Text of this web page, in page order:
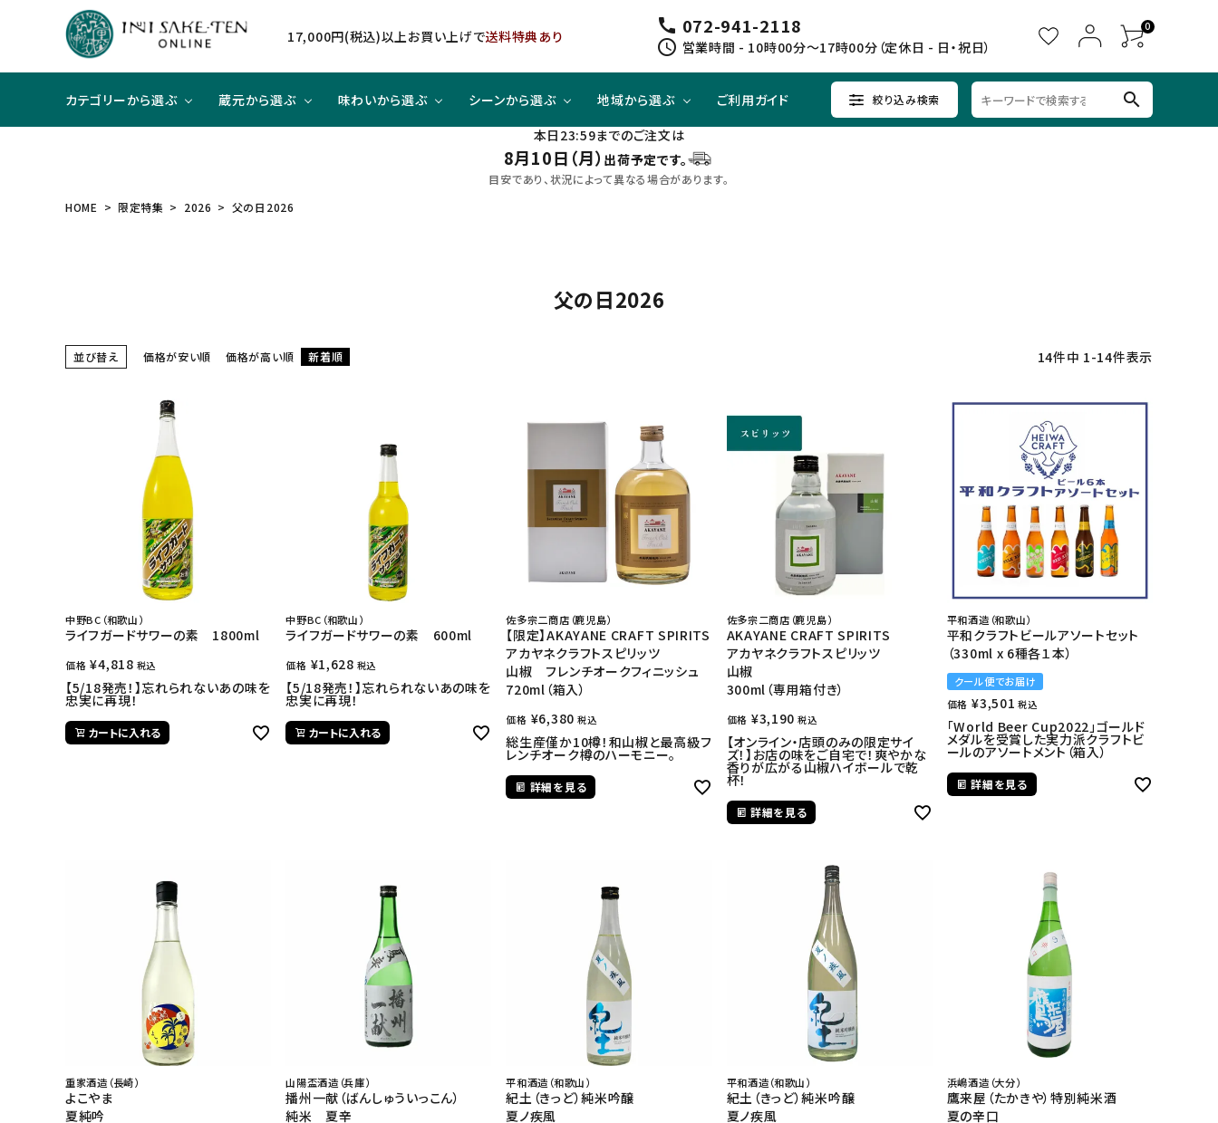
17,000円(税込)以上お買い上げで送料特典あり call 072-941-2118
schedule 営業時間 - 10時00分～17時00分（定休日 - 日・祝日）
0
カテゴリーから選ぶ
スピリッツ
蔵元から選ぶ
スピリッツ
味わいから選ぶ
旨口×ジューシー
シーンから選ぶ
晩酌酒として
地域から選ぶ
関東
ご利用ガイド 絞り込み検索 search
本日23:59までのご注文は
8月10日（月） 出荷予定です。
目安であり、状況によって異なる場合があります。
HOME
限定特集 2026 父の日2026
父の日2026
並び替え 価格が安い順 価格が高い順 新着順 14件中 1-14件表示
中野BC（和歌山）
ライフガードサワーの素 1800ml
価格 ¥4,818 税込
【5/18発売！】忘れられないあの味を
忠実に再現！
カートに入れる
中野BC（和歌山）
ライフガードサワーの素 600ml
価格 ¥1,628 税込
【5/18発売！】忘れられないあの味を
忠実に再現！
カートに入れる
佐多宗二商店（鹿児島）
【限定】AKAYANE CRAFT SPIRITS
アカヤネクラフトスピリッツ
山椒 フレンチオークフィニッシュ
720ml（箱入）
価格 ¥6,380 税込
総生産僅か10樽！和山椒と最高級フ
レンチオーク樽のハーモニー。
詳細を見る
佐多宗二商店（鹿児島）
AKAYANE CRAFT SPIRITS
アカヤネクラフトスピリッツ
山椒
300ml（専用箱付き）
価格 ¥3,190 税込
【オンライン・店頭のみの限定サイ
ズ！】お店の味をご自宅で！爽やかな
香りが広がる山椒ハイボールで乾
杯！
詳細を見る
平和酒造（和歌山）
平和クラフトビールアソートセット
（330ml x 6種各１本）
クール便でお届け
価格 ¥3,501 税込
「World Beer Cup2022」ゴールド
メダルを受賞した実力派クラフトビ
ールのアソートメント（箱入）
詳細を見る
重家酒造（長崎）
よこやま
夏純吟
山陽盃酒造（兵庫）
播州一献（ばんしゅういっこん）
純米 夏辛
平和酒造（和歌山）
紀土（きっど）純米吟醸
夏ノ疾風
平和酒造（和歌山）
紀土（きっど）純米吟醸
夏ノ疾風
浜嶋酒造（大分）
鷹来屋（たかきや）特別純米酒
夏の辛口